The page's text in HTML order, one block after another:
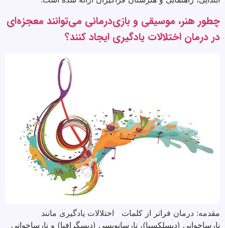
چطور هنر، موسیقی و بازی‌درمانی می‌توانند معجزه‌ای
در درمان اختلالات یادگیری ایجاد کنند؟
مقدمه: درمان فراتر از کلمات اختلالات یادگیری مانند
نارساخوانی (دیسلکسیا)، نارسانویسی (دیسگرافیا) و نارساخوانی